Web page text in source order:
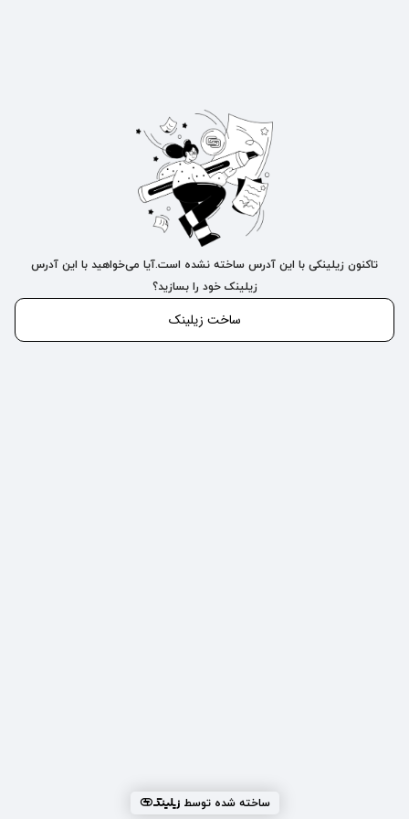
تاکنون زیلینکی با این آدرس ساخته نشده است.آیا می‌خواهید با این آدرس
زیلینک خود را بسازید؟
ساخت زیلینک
ساخته شده توسط